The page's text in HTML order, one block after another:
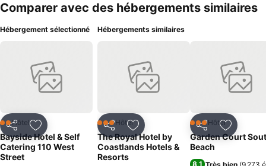
Comparer avec des hébergements similaires
Hébergement sélectionné
PartagerAjouter à mes favoris
2 Étoiles
Hôtel
Bayside Hotel & Self
Catering 110 West
Street
Hébergements similaires
PartagerAjouter à mes favoris
3 ÉtoilesHôtel
The Royal Hotel by
Coastlands Hotels &
Resorts
PartagerAjouter
3 ÉtoilesHôtel
Garden Court
Beach
8,1 Très bien (9 273